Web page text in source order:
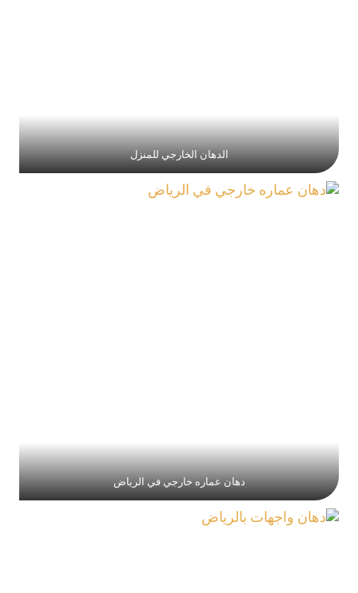
الدهان الخارجي للمنزل
دهان عماره خارجي في الرياض